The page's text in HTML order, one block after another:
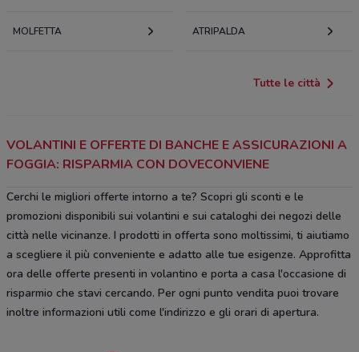
MOLFETTA ATRIPALDA
Tutte le città
VOLANTINI E OFFERTE DI BANCHE E ASSICURAZIONI A
FOGGIA: RISPARMIA CON DOVECONVIENE
Cerchi le migliori offerte intorno a te? Scopri gli sconti e le
promozioni disponibili sui volantini e sui cataloghi dei negozi delle
città nelle vicinanze. I prodotti in offerta sono moltissimi, ti aiutiamo
a scegliere il più conveniente e adatto alle tue esigenze. Approfitta
ora delle offerte presenti in volantino e porta a casa l'occasione di
risparmio che stavi cercando. Per ogni punto vendita puoi trovare
inoltre informazioni utili come l'indirizzo e gli orari di apertura.